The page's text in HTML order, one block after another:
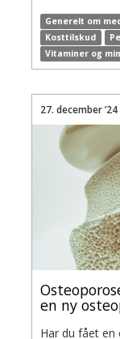
Generelt om
Kosttilskud
Vitaminer og
27. december ’24
en ny
Har du fået